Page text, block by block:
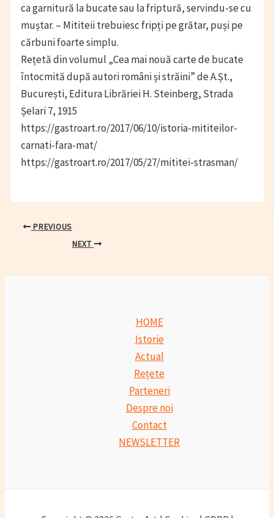
ca garnitură la bucate sau la friptură, servindu-se cu
muștar. – Mititeii trebuiesc fripți pe grătar, puși pe
cărbuni foarte simplu.
Rețetă din volumul „Cea mai nouă carte de bucate
întocmită după autori români și străini” de A.Șt.,
București, Editura Librăriei H. Steinberg, Strada
Șelari 7, 1915
https://gastroart.ro/2017/06/10/istoria-mititeilor-
carnati-fara-mat/
https://gastroart.ro/2017/05/27/mititei-strasman/
PostPREVIOUS
NEXT
HOME
Istorie
Actual
Rețete
Parteneri
Despre noi
Contact
NEWSLETTER